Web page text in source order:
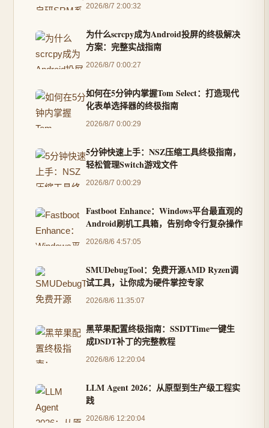
2026/8/7 2:00:32
为什么scrcpy成为Android投屏的终极解决
方案：完整实战指南
2026/8/7 0:00:27
如何在5分钟内掌握Tom Select：打造现代
化表单选择器的终极指南
2026/8/7 0:00:29
5分钟快速上手：NSZ压缩工具终极指南，
轻松管理Switch游戏文件
2026/8/7 0:00:29
Fastboot Enhance：Windows平台最直观的
Android刷机工具箱，告别命令行复杂操作
2026/8/6 4:57:05
SMUDebugTool：免费开源AMD Ryzen调
试工具，让你成为硬件掌控专家
2026/8/6 11:35:07
黑苹果配置终极指南：SSDTTime一键生
成DSDT补丁的完整教程
2026/8/6 12:20:04
LLM Agent 2026：从原型到生产级工程实
践
2026/8/6 12:20:04